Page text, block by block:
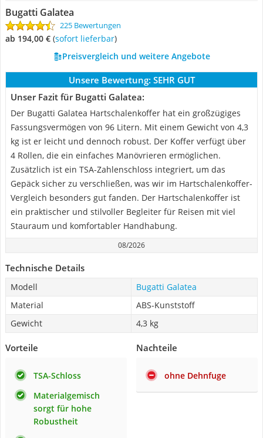
Bugatti Galatea
225 Bewertungen
ab 194,00 € ( Sofort lieferbar)
Preisvergleich und weitere Angebote
Unsere Bewertung: SEHR GUT
Unser Fazit für Bugatti Galatea:
Der Bugatti Galatea Hartschalenkoffer hat ein großzügiges
Fassungsvermögen von 96 Litern. Mit einem Gewicht von 4,3
kg ist er leicht und dennoch robust. Der Koffer verfügt über
4 Rollen, die ein einfaches Manövrieren ermöglichen.
Zusätzlich ist ein TSA-Zahlenschloss integriert, um das
Gepäck sicher zu verschließen, was wir im Hartschalenkoffer-
Vergleich besonders gut fanden. Der Hartschalenkoffer ist
ein praktischer und stilvoller Begleiter für Reisen mit viel
Stauraum und komfortabler Handhabung.
08/2026
Technische Details
Modell
Bugatti Galatea
Material
ABS-Kunststoff
Gewicht
4,3 kg
Vorteile
TSA-Schloss
Materialgemisch
sorgt für hohe
Robustheit
Nachteile
ohne Dehnfuge